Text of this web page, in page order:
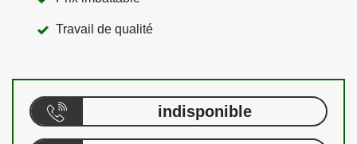
Travail de qualité
indisponible